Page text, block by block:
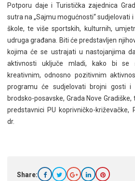
Potporu daje i Turistička zajednica
sutra na „Sajmu mogućnosti“ sudjelovati
škole, te više sportskih, kulturnih,
udruga građana. Biti će predstavljen
kojima će se ustrajati u nastojanjima
aktivnosti uključe mladi, kako bi se
kreativnim, odnosno pozitivnim
programu će sudjelovati brojni gosti i
brodsko-posavske, Grada Nove
predstavnici PU koprivničko-križevačke,
dr.
Share: